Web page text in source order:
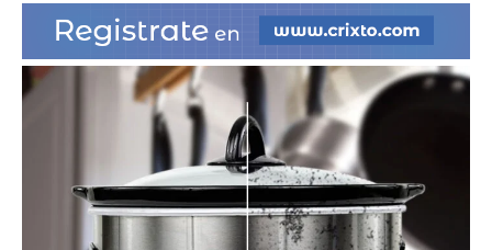
Ultima
Hora